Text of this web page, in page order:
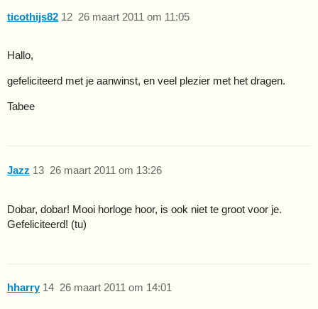
ticothijs82 26 maart 2011 om 11:05
12
Hallo,
gefeliciteerd met je aanwinst, en veel plezier met het dragen.
Tabee
Jazz 26 maart 2011 om 13:26
13
Dobar, dobar! Mooi horloge hoor, is ook niet te groot voor je.
Gefeliciteerd! (tu)
hharry 26 maart 2011 om 14:01
14